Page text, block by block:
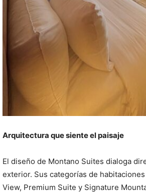
Arquitectura que siente el paisaje
El diseño de Montano Suites dialoga
exterior. Sus categorías de
View, Premium Suite y Signature